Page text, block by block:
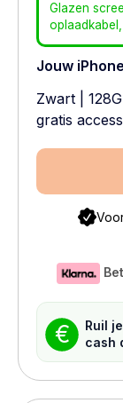
Glazen
Jouw
Zwart
gratis
€
Ruil
cash